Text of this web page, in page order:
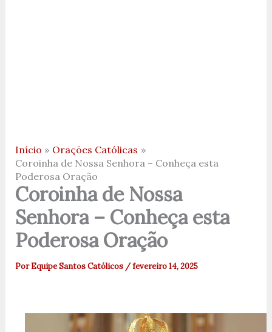
Início
Orações Católicas
Coroinha de Nossa Senhora – Conheça esta
Poderosa Oração
Coroinha de Nossa
Senhora – Conheça esta
Poderosa Oração
PorEquipe Santos Católicos /fevereiro 14, 2025